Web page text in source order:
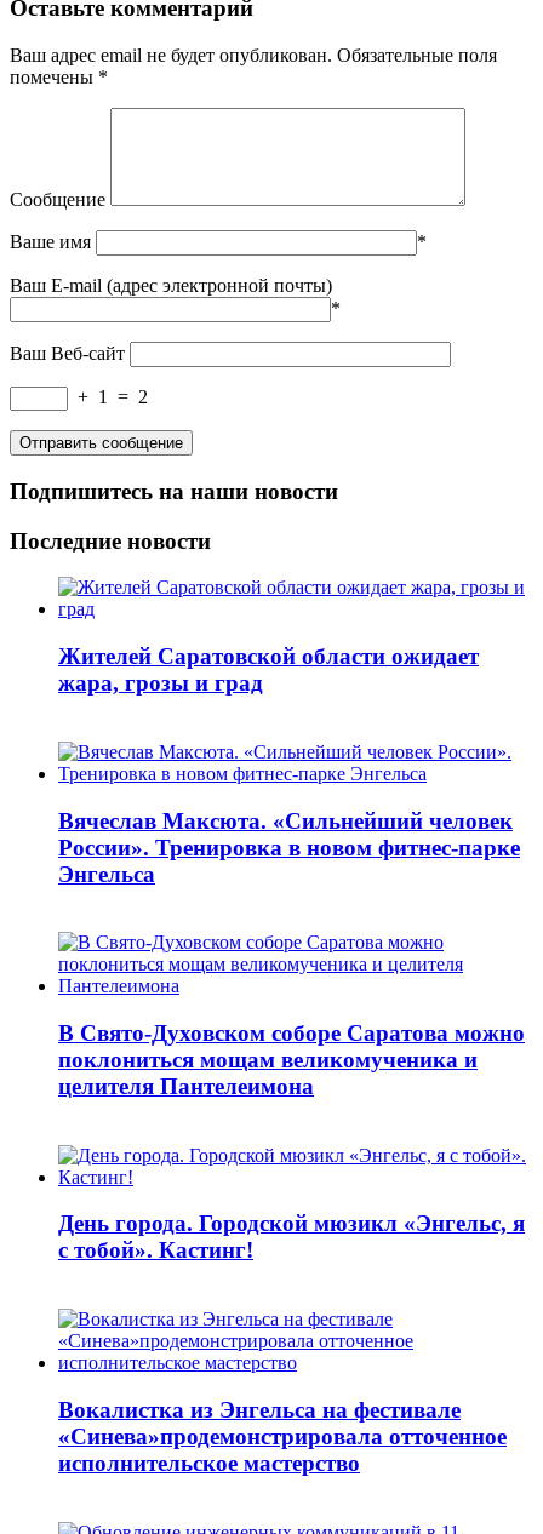
Оставьте комментарий
Ваш адрес email не будет опубликован. Обязательные поля
помечены *
Сообщение
Ваше имя *
Ваш E-mail (адрес электронной почты)
*
Ваш Веб-сайт
+ 1 = 2
Подпишитесь на наши новости
Последние новости
Жителей Саратовской области ожидает
жара, грозы и град
Вячеслав Максюта. «Сильнейший человек
России». Тренировка в новом фитнес-парке
Энгельса
В Свято-Духовском соборе Саратова можно
поклониться мощам великомученика и
целителя Пантелеимона
День города. Городской мюзикл «Энгельс, я
с тобой». Кастинг!
Вокалистка из Энгельса на фестивале
«Синева»продемонстрировала отточенное
исполнительское мастерство